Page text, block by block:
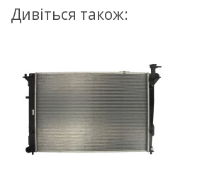
Дивіться також: